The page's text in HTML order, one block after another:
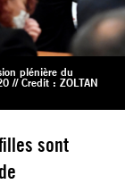
plénière du
// Credit : ZOLTAN
sont